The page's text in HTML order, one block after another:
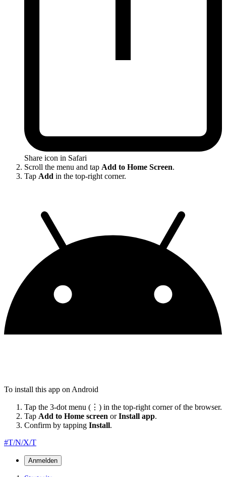
Share icon in Safari
Scroll the menu and tap Add to Home Screen.
Tap Add in the top-right corner.
To install this app on Android
Tap the 3-dot menu (⋮) in the top-right corner of the browser.
Tap Add to Home screen orInstall app.
Confirm by tapping Install.
#T/N/X/T
Anmelden